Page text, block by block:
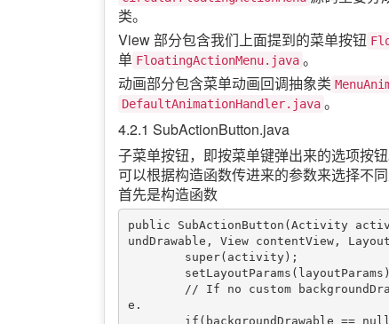
类。
View 部分包含我们上面提到的菜单按钮
单 FloatingActionMenu.java 。
动画部分包含菜单动画回调抽象类
DefaultAnimationHandler.java 。
4.2.1 SubActionButton.java
子菜单按钮，即按菜单键弹出来的选项按
可以根据构造函数传进来的参数来选择不
首先是构造函数
public SubActionButton(Activity
undDrawable, View contentView,
e.